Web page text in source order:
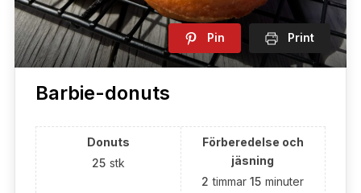
Pin Print
Barbie-donuts
Donuts
25 stk
Förberedelse och
jäsning
2 timmar15 minuter